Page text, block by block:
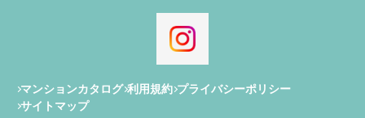
マンションカタログ 利用規約 プライバシーポリシー
サイトマップ